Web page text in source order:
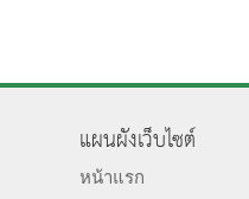
แผนผังเว็บไซต์
หน้าแรก